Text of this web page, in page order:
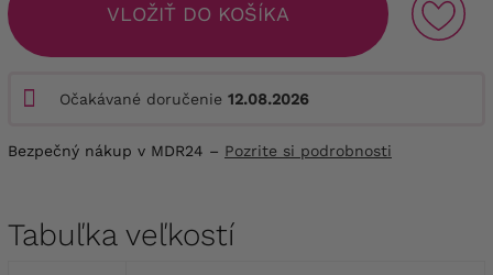
VLOŽIŤ DO KOŠÍKA
Očakávané doručenie 12.08.2026
Bezpečný nákup v MDR24 – Pozrite si podrobnosti
Tabuľka veľkostí